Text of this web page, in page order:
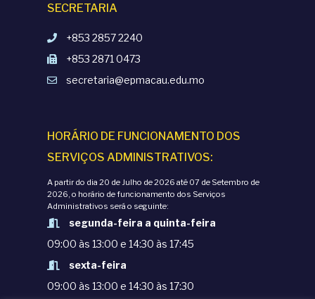
SECRETARIA
+853 2857 2240
+853 2871 0473
secretaria@epmacau.edu.mo
HORÁRIO DE FUNCIONAMENTO DOS
SERVIÇOS ADMINISTRATIVOS:
A partir do dia 20 de Julho de 2026 até 07 de Setembro de
2026, o horário de funcionamento dos Serviços
Administrativos será o seguinte:
segunda-feira a quinta-feira
09:00 às 13:00 e 14:30 às 17:45
sexta-feira
09:00 às 13:00 e 14:30 às 17:30